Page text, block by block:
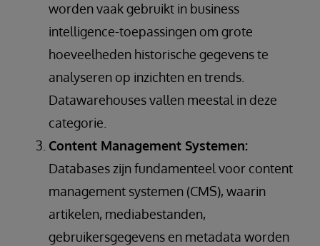
worden vaak gebruikt in business
intelligence-toepassingen om grote
hoeveelheden historische gegevens te
analyseren op inzichten en trends.
Datawarehouses vallen meestal in deze
categorie.
Content Management Systemen:
Databases zijn fundamenteel voor content
management systemen (CMS), waarin
artikelen, mediabestanden,
gebruikersgegevens en metadata worden